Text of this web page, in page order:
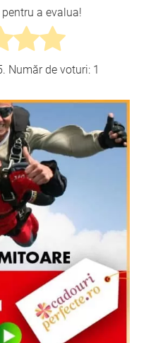
a evalua!
Număr de voturi: 1